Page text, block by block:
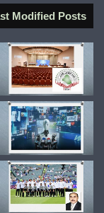
Modified Posts